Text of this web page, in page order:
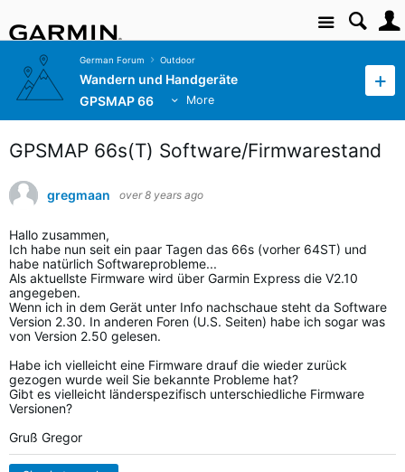
Site
German Forum Outdoor
Wandern und Handgeräte
GPSMAP 66
More
GPSMAP 66s(T) Software/Firmwarestand
gregmaan over 8 years ago
Hallo zusammen,
Ich habe nun seit ein paar Tagen das 66s (vorher 64ST) und
habe natürlich Softwareprobleme...
Als aktuellste Firmware wird über Garmin Express die V2.10
angegeben.
Wenn ich in dem Gerät unter Info nachschaue steht da Software
Version 2.30. In anderen Foren (U.S. Seiten) habe ich sogar was
von Version 2.50 gelesen.
Habe ich vielleicht eine Firmware drauf die wieder zurück
gezogen wurde weil Sie bekannte Probleme hat?
Gibt es vielleicht länderspezifisch unterschiedliche Firmware
Versionen?
Gruß Gregor